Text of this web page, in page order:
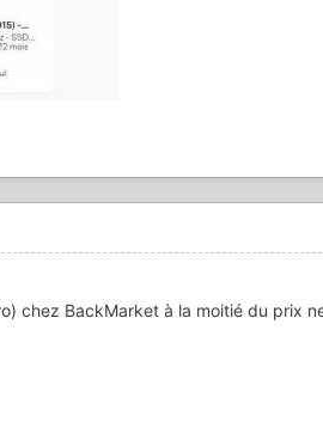
chez BackMarket à la moitié du prix